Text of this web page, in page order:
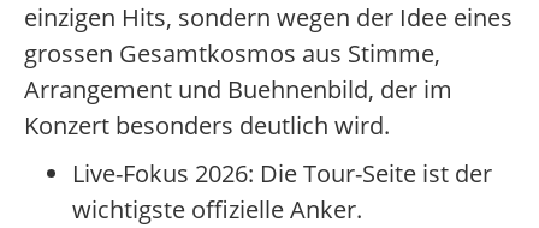
einzigen Hits, sondern wegen der Idee eines
grossen Gesamtkosmos aus Stimme,
Arrangement und Buehnenbild, der im
Konzert besonders deutlich wird.
Live-Fokus 2026: Die Tour-Seite ist der
wichtigste offizielle Anker.